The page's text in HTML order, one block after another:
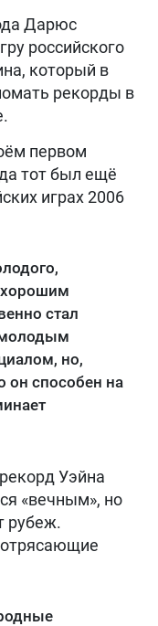
Дарюс
российского
который в
рекорды в
первом
тот был ещё
играх 2006
хорошим
стал
но,
он способен на
Уэйна
«вечным», но
рубеж.